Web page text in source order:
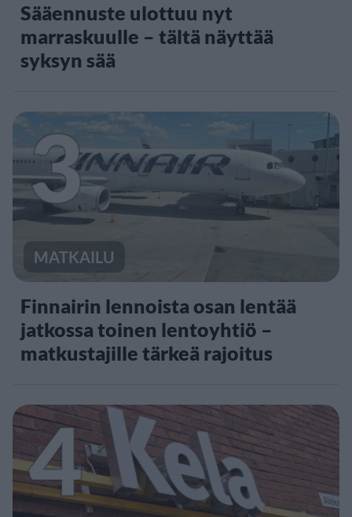
Sääennuste ulottuu nyt
marraskuulle – tältä näyttää
syksyn sää
3
MATKAILU
Finnairin lennoista osan lentää
jatkossa toinen lentoyhtiö –
matkustajille tärkeä rajoitus
4